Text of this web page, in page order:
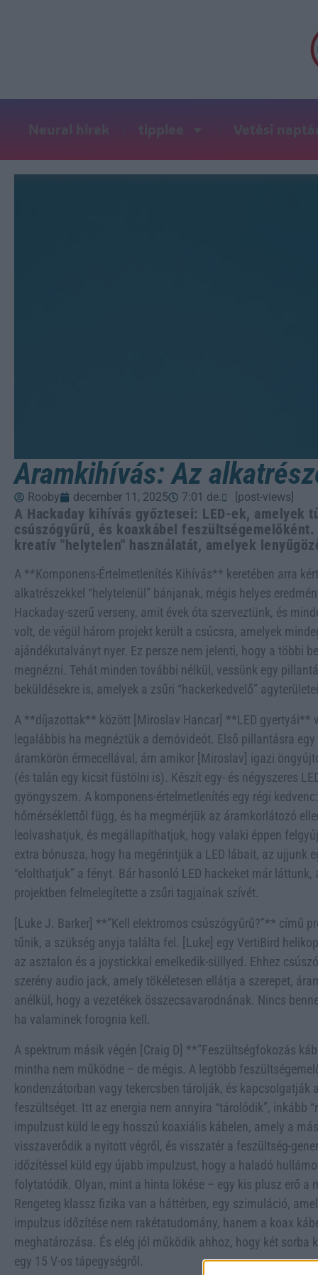
Neural hírek tipplee Vetési
Aramkihívás: Az
Rooby december 11, 2025 7:01 de. [post-views]
A Hackaday kihívás győztesei: LED-ek, amelyek
csúszógyűrű, és koaxkábel
kreatív "helytelen" használatát, amelyek
A **Komponens-Értelmetlenítés Kihívás** keretében arra
alkatrészekkel “helytelenül” bánjanak, mégis helyes
Hackaday-szerű verseny, amit évek óta szerveztünk, és
volt, de végül három projekt került a csúcsra, amelyek
ajándékutalványt nyer. Ez persze nem jelenti, hogy a többi
megnézni. Tehát minden további nélkül, vessünk egy
beküldésekre is, amelyek a zsűri “hackerkedvelő”
A **díjazottak** között [Miroslav Hancar] **LED gyertyái**
legalábbis ha megnéztük a demóvideót. Első pillantásra
áramkörön érmecellával, ám amikor [Miroslav] igazi
(és talán egy kicsit füstölni is). Készít egy- és négyszeres
gyöngyszem. A komponens-értelmetlenítés egy régi
hőmérséklettől függ, és ha megmérjük az áramkorlátozó
leolvashatjuk, és megállapíthatjuk, hogy valaki éppen
extra bónusza, hogy ha megérintjük a LED lábait, az ujjunk
“elolthatjuk” a fényt. Bár hasonló LED hackeket már
projektben felmelegítette a zsűri tagjainak szívét.
[Luke J. Barker] **”Kell elektromos csúszógyűrű?”** című
tűnik, a szükség anyja találta fel. [Luke] egy VertiBird
az asztalon és a joystickkal emelkedik-süllyed. Ehhez
szerény audio jack, amely tökéletesen ellátja a szerepet,
anélkül, hogy a vezetékek összecsavarodnának. Nincs
ha valaminek forognia kell.
A spektrum másik végén [Craig D] **”Feszültségfokozás
mintha nem működne – de mégis. A legtöbb
kondenzátorban vagy tekercsben tárolják, és kapcsolgatják
feszültséget. Itt az energia nem annyira “tárolódik”, inkább
impulzust küld le egy hosszú koaxiális kábelen, amely a
visszaverődik a nyitott végről, és visszatér a feszültség-
időzítéssel küld egy újabb impulzust, hogy a haladó
folytatódik. Olyan, mint a hinta lökése – egy kis plusz erő a
Rengeteg klassz fizika van a háttérben, egy szimuláció,
impulzus időzítése nem rakétatudomány, hanem a koax
meghatározása. És elég jól működik ahhoz, hogy két
egy 15 V-os tápegységről.